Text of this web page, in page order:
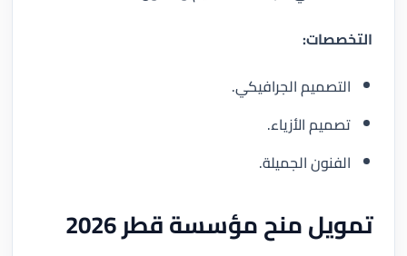
التخصصات:
التصميم الجرافيكي.
تصميم الأزياء.
الفنون الجميلة.
تمويل منح مؤسسة قطر 2026